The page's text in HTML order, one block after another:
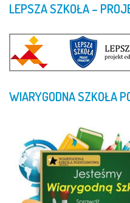
LEPSZASZKOŁA–
WIARYGODNASZKOŁA